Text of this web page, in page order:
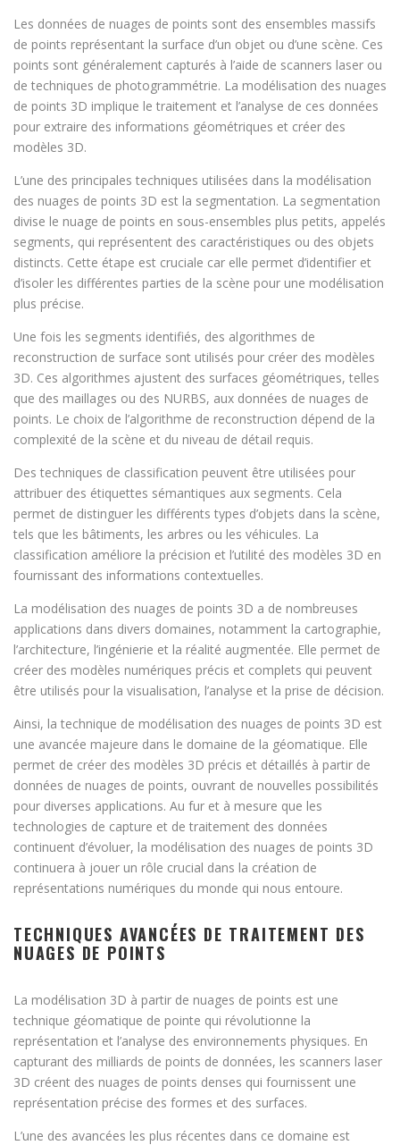
Les données de nuages de points sont des ensembles massifs
de points représentant la surface d’un objet ou d’une scène. Ces
points sont généralement capturés à l’aide de scanners laser ou
de techniques de photogrammétrie. La modélisation des nuages
de points 3D implique le traitement et l’analyse de ces données
pour extraire des informations géométriques et créer des
modèles 3D.
L’une des principales techniques utilisées dans la modélisation
des nuages de points 3D est la segmentation. La segmentation
divise le nuage de points en sous-ensembles plus petits, appelés
segments, qui représentent des caractéristiques ou des objets
distincts. Cette étape est cruciale car elle permet d’identifier et
d’isoler les différentes parties de la scène pour une modélisation
plus précise.
Une fois les segments identifiés, des algorithmes de
reconstruction de surface sont utilisés pour créer des modèles
3D. Ces algorithmes ajustent des surfaces géométriques, telles
que des maillages ou des NURBS, aux données de nuages de
points. Le choix de l’algorithme de reconstruction dépend de la
complexité de la scène et du niveau de détail requis.
Des techniques de classification peuvent être utilisées pour
attribuer des étiquettes sémantiques aux segments. Cela
permet de distinguer les différents types d’objets dans la scène,
tels que les bâtiments, les arbres ou les véhicules. La
classification améliore la précision et l’utilité des modèles 3D en
fournissant des informations contextuelles.
La modélisation des nuages de points 3D a de nombreuses
applications dans divers domaines, notamment la cartographie,
l’architecture, l’ingénierie et la réalité augmentée. Elle permet de
créer des modèles numériques précis et complets qui peuvent
être utilisés pour la visualisation, l’analyse et la prise de décision.
Ainsi, la technique de modélisation des nuages de points 3D est
une avancée majeure dans le domaine de la géomatique. Elle
permet de créer des modèles 3D précis et détaillés à partir de
données de nuages de points, ouvrant de nouvelles possibilités
pour diverses applications. Au fur et à mesure que les
technologies de capture et de traitement des données
continuent d’évoluer, la modélisation des nuages de points 3D
continuera à jouer un rôle crucial dans la création de
représentations numériques du monde qui nous entoure.
TECHNIQUES AVANCÉES DE TRAITEMENT DES
NUAGES DE POINTS
La modélisation 3D à partir de nuages de points est une
technique géomatique de pointe qui révolutionne la
représentation et l’analyse des environnements physiques. En
capturant des milliards de points de données, les scanners laser
3D créent des nuages de points denses qui fournissent une
représentation précise des formes et des surfaces.
L’une des avancées les plus récentes dans ce domaine est